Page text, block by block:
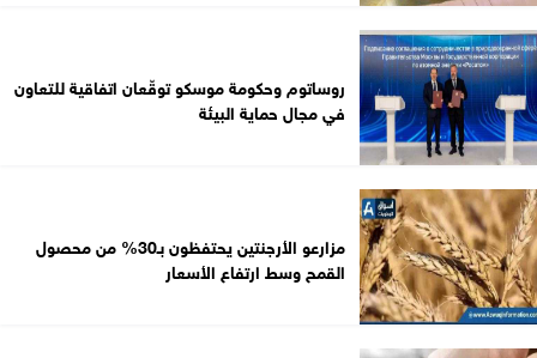
روساتوم وحكومة موسكو توقّعان اتفاقية للتعاون
في مجال حماية البيئة
مزارعو الأرجنتين يحتفظون بـ30% من محصول
القمح وسط ارتفاع الأسعار